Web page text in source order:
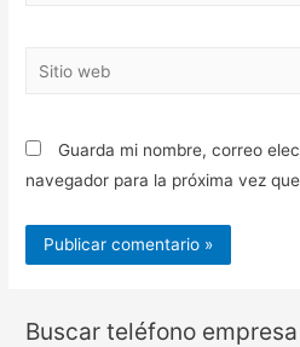
Sitio
Guarda mi nombre, correo
navegador para la próxima vez
Buscar teléfono empresa